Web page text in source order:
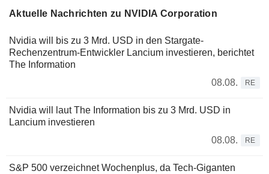
Aktuelle Nachrichten zu NVIDIA Corporation
Nvidia will bis zu 3 Mrd. USD in den Stargate-
Rechenzentrum-Entwickler Lancium investieren, berichtet
The Information
08.08.
RE
Nvidia will laut The Information bis zu 3 Mrd. USD in
Lancium investieren
08.08.
RE
S&P 500 verzeichnet Wochenplus, da Tech-Giganten